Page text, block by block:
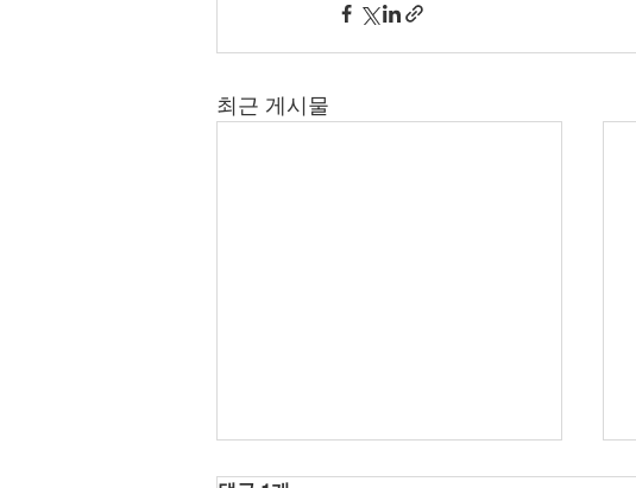
최근 게시물